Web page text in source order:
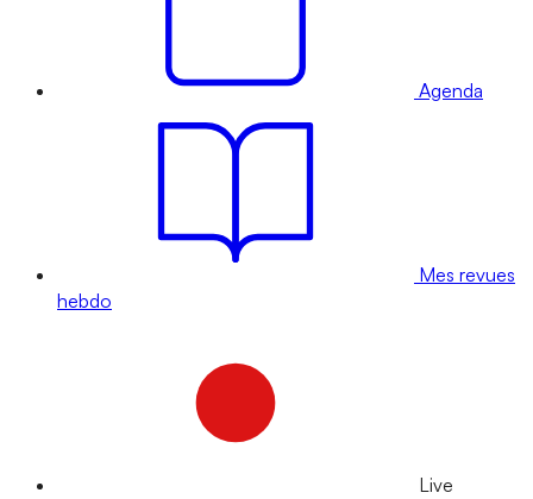
Agenda
Mes revues
hebdo
Live